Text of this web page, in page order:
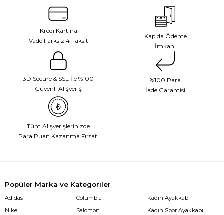
Kredi Kartına
Vade Farksız 4 Taksit
Kapıda Ödeme
İmkanı
3D Secure & SSL İle %100
Güvenli Alışveriş
%100 Para
İade Garantisi
Tüm Alışverişlerinizde
Para Puan Kazanma Fırsatı
Popüler Marka ve Kategoriler
Adidas
Nike
Columbia
Salomon
Kadın Ayakkabı
Kadın Spor Ayakkabı